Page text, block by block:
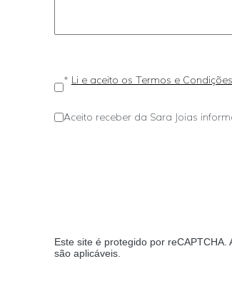
* Li e aceito os Termos e
Aceito receber da Sara Joias
Este site é protegido por reCAPTCHA.
são aplicáveis.